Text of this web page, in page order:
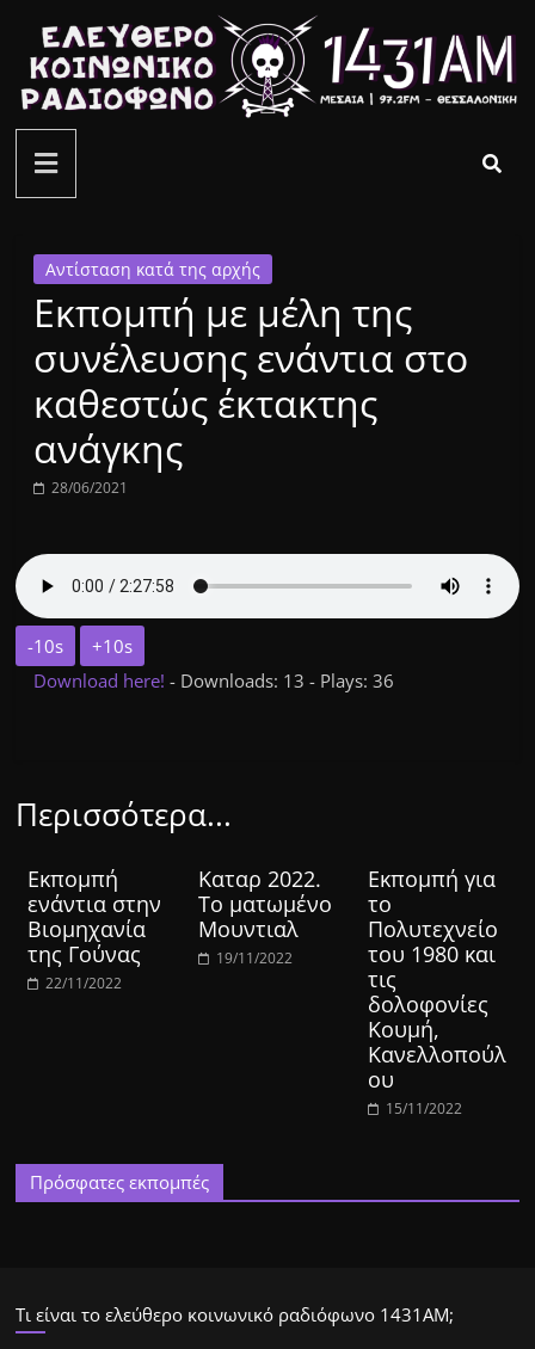
περιεχόμενο
ελεύθερο
κοινωνικό
ραδιόφωνο
1431AM
Αντίσταση κατά της αρχής
Εκπομπή με μέλη της
συνέλευσης ενάντια στο
καθεστώς έκτακτης
ανάγκης
28/06/2021
-10s
+10s
Download here!- Downloads: 13 - Plays: 36
Περισσότερα...
Εκπομπή
ενάντια στην
Βιομηχανία
της Γούνας
22/11/2022
Καταρ 2022.
Το ματωμένο
Μουντιαλ
19/11/2022
Εκπομπή για
το
Πολυτεχνείο
του 1980 και
τις
δολοφονίες
Κουμή,
Κανελλοπούλ
ου
15/11/2022
Πρόσφατες εκπομπές
Τι είναι το ελεύθερο κοινωνικό ραδιόφωνο 1431ΑΜ;